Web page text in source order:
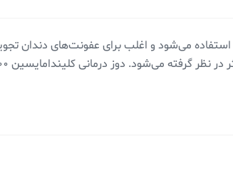
استفاده می‌شود و اغلب برای عفونت‌های دندان